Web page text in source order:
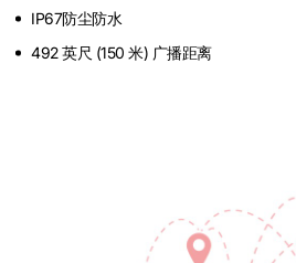
IP67防尘防水
492 英尺 (150 米) 广播距离